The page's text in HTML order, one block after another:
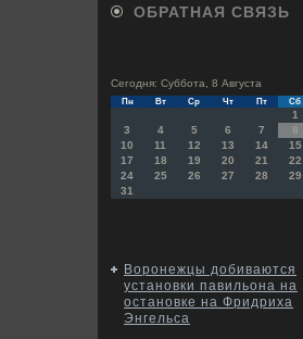
ОБРАТНАЯ СВЯЗЬ
Сегодня: Суббота, 8 Августа
Пн Вт Ср Чт Пт Сб
1
3
4 5 6 7 8
10
11 12 13 14 15
17
18 19 20 21 22
24
25 26 27 28 29
31
Воронежцы добиваются
установки павильона на
остановке на Фридриха
Энгельса